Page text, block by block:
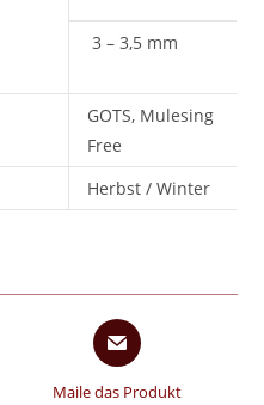
3 – 3,5 mm
GOTS, Mulesing
Free
Herbst / Winter
Maile das Produkt